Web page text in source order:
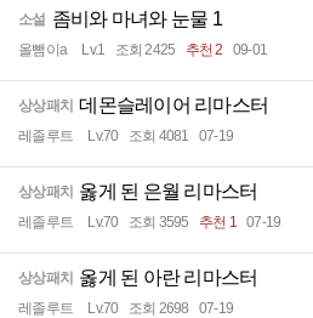
소설 좀비와 마녀와 눈물 1
올뺌이a Lv.1 조회 2425 추천 2 09-01
상상패치 데몬슬레이어 리마스터
레졸루트 Lv.70 조회 4081 07-19
상상패치 옳게 된 은월 리마스터
레졸루트 Lv.70 조회 3595 추천 1 07-19
상상패치 옳게 된 아란 리마스터
레졸루트 Lv.70 조회 2698 07-19